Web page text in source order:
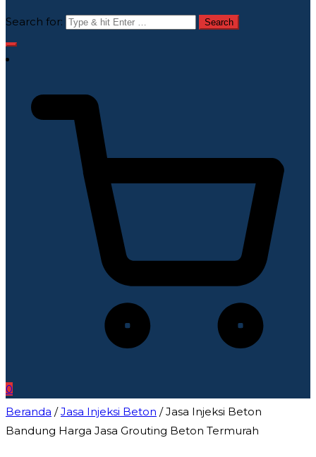
Search for:
0
Beranda /Jasa Injeksi Beton / Jasa Injeksi Beton
Bandung Harga Jasa Grouting Beton Termurah